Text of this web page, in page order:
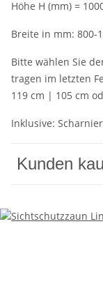
Höhe H (mm) =
Breite in mm: 800-
Bitte wählen Sie
tragen im letzten
119 cm | 105 cm
Inklusive:
Kunden